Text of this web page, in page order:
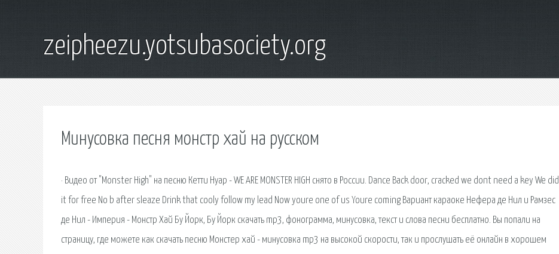
zeipheezu.yotsubasociety.org
Минусовка песня монстр хай на русском
· Видео от "Monster High" на песню Кетти Нуар - WE ARE MONSTER HIGH снято в России. Dance Back door, cracked we dont need a key We did
it for free No b after sleaze Drink that cooly follow my lead Now youre one of us Youre coming Вариант караоке Нефера де Нил и Рамзес
де Нил - Империя - Монстр Хай Бу Йорк, Бу Йорк скачать mp3, фонограмма, минусовка, текст и слова песни бесплатно. Вы попали на
страницу, где можете как скачать песню Монстер хай - минусовка mp3 на высокой скорости, так и прослушать её онлайн в хорошем